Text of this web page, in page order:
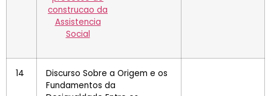
14
Discurso Sobre a Origem e os
Fundamentos da